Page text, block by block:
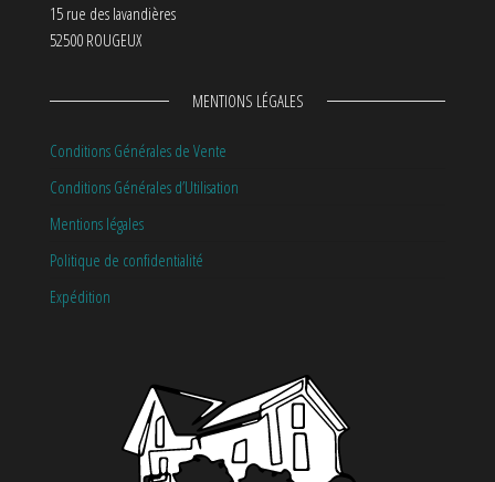
15 rue des lavandières
52500 ROUGEUX
MENTIONS LÉGALES
Conditions Générales de Vente
Conditions Générales d’Utilisation
Mentions légales
Politique de confidentialité
Expédition